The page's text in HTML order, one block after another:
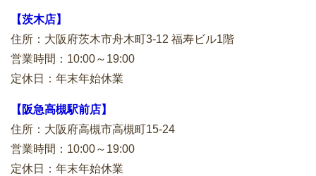
【茨木店】
住所：大阪府茨木市舟木町3-12 福寿ビル1階
営業時間：10:00～19:00
定休日：年末年始休業
【阪急高槻駅前店】
住所：大阪府高槻市高槻町15-24
営業時間：10:00～19:00
定休日：年末年始休業